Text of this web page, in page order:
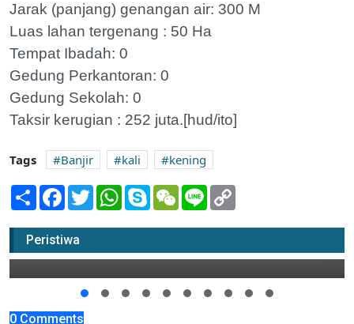
Jarak (panjang) genangan air: 300 M
Luas lahan tergenang : 50 Ha
Tempat Ibadah: 0
Gedung Perkantoran: 0
Gedung Sekolah: 0
Taksir kerugian : 252 juta.[hud/ito]
Tags Banjir kali
kening
Share Facebook
TwitterWhatsApp
SkypeWeChatLine
Peristiwa
Kali Kening Banjir, Bengawan Solo Dibawah
Siaga
22 Januari 2017 08:00
0 Comments